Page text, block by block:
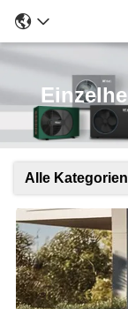
Alle Kategorien